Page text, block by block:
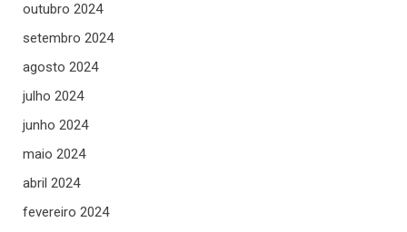
outubro 2024
setembro 2024
agosto 2024
julho 2024
junho 2024
maio 2024
abril 2024
fevereiro 2024